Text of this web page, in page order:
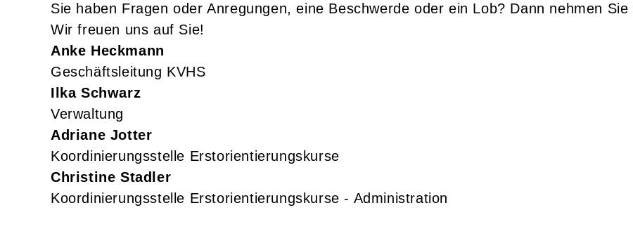
Sie haben Fragen oder Anregungen, eine Beschwerde oder ein Lob? Dann nehmen
Wir freuen uns auf Sie!
Anke Heckmann
Geschäftsleitung KVHS
Ilka Schwarz
Verwaltung
Adriane Jotter
Koordinierungsstelle Erstorientierungskurse
Christine Stadler
Koordinierungsstelle Erstorientierungskurse - Administration